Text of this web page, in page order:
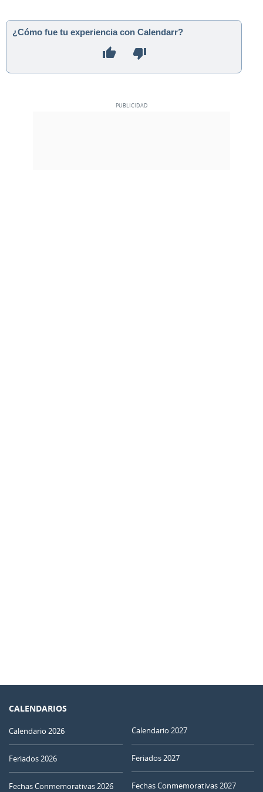
¿Cómo fue tu experiencia con Calendarr?
CALENDARIOS
Calendario 2026
Feriados 2026
Fechas Conmemorativas 2026
Calendario 2027
Feriados 2027
Fechas Conmemorativas 2027